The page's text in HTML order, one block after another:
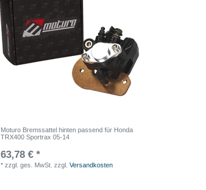
Moturo Bremssattel hinten passend für Honda
TRX400 Sportrax 05-14
63,78 € *
*zzgl. ges. MwSt. zzgl.Versandkosten